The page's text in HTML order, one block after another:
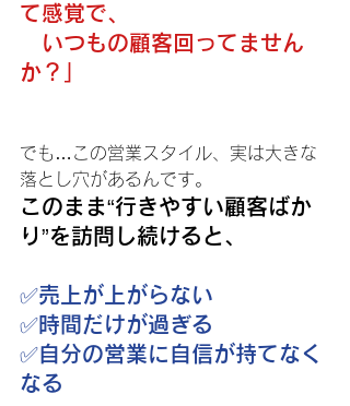
て感覚で、
いつもの顧客回ってません
か？」
でも…この営業スタイル、実は大きな
落とし穴があるんです。
このまま“行きやすい顧客ばか
り”を訪問し続けると、
✅売上が上がらない
✅時間だけが過ぎる
✅自分の営業に自信が持てなく
なる